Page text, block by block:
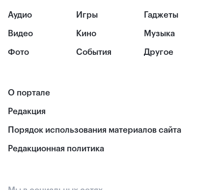
Аудио
Видео
Фото
Игры
Кино
События
Гаджеты
Музыка
Другое
О портале
Редакция
Порядок использования материалов сайта
Редакционная политика